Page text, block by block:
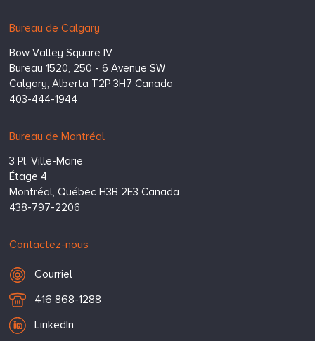
Bureau de Calgary
Bow Valley Square IV
Bureau 1520, 250 - 6 Avenue SW
Calgary, Alberta T2P 3H7Canada
403-444-1944
Bureau de Montréal
3 Pl. Ville-Marie
Étage 4
Montréal, Québec H3B 2E3Canada
438-797-2206
Contactez-nous
Courriel
Courriel
T
416 868-1288
LinkedIn